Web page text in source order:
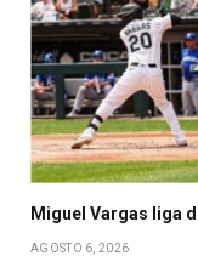
Miguel Vargas liga
AGOSTO 6, 2026